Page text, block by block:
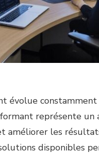
évolue constamment
représente
améliorer les
disponibles